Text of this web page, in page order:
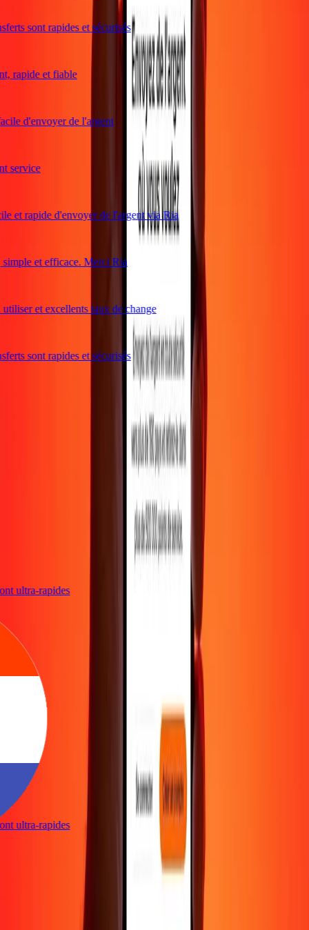
sont rapides et sécurisés
rapide et fiable
d'envoyer de l'argent
et rapide d'envoyer de l'argent via Ria
et efficace. Merci Ria
et excellents taux de change
sont rapides et sécurisés
ultra-rapides
ultra-rapides